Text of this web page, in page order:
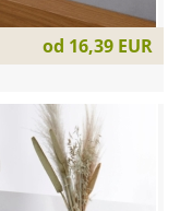
od 16,39 EUR